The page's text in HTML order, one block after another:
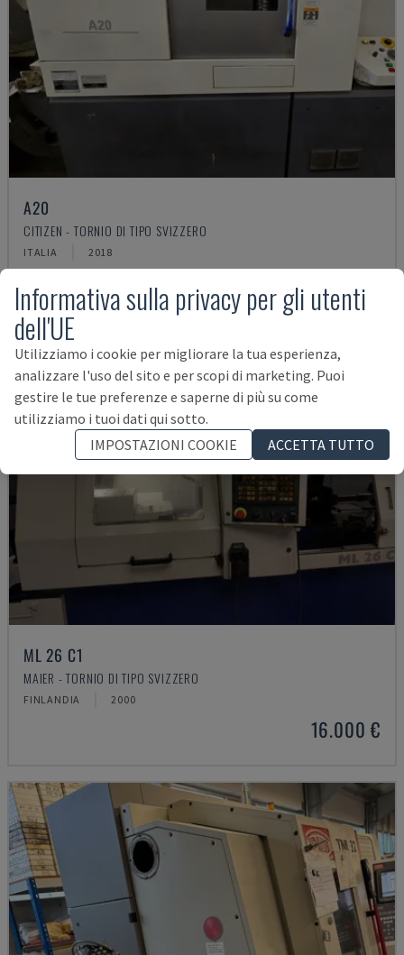
A20
CITIZEN - TORNIO DI TIPO SVIZZERO
ITALIA 2018
67.000 €
ML 26 C1
MAIER - TORNIO DI TIPO SVIZZERO
FINLANDIA 2000
16.000 €
Informativa sulla privacy per gli utenti
dell'UE
Utilizziamo i cookie per migliorare la tua esperienza,
analizzare l'uso del sito e per scopi di marketing. Puoi
gestire le tue preferenze e saperne di più su come
utilizziamo i tuoi dati qui sotto.
IMPOSTAZIONI COOKIE
ACCETTA TUTTO